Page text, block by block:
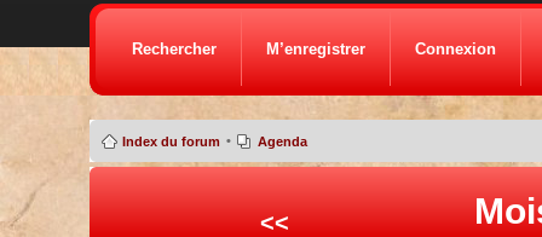
Rechercher M’enregistrer Connexion
Index du forum • Agenda
<<